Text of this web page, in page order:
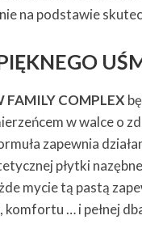
na podstawie
FAMILY COMPLEX
w walce o
zapewnia
płytki
mycie tą pastą
komfortu … i pełnej